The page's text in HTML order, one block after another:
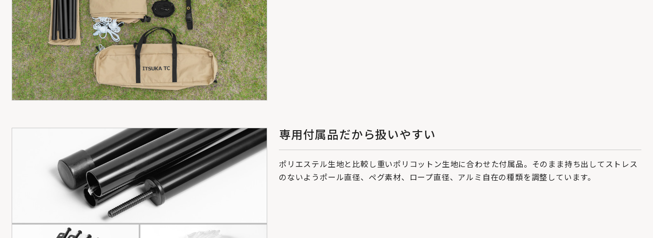
専用付属品だから扱いやすい
ポリエステル生地と比較し重いポリコットン生地に合わせた付属品。そのまま持ち出してストレス
のないようポール直径、ペグ素材、ロープ直径、アルミ自在の種類を調整しています。